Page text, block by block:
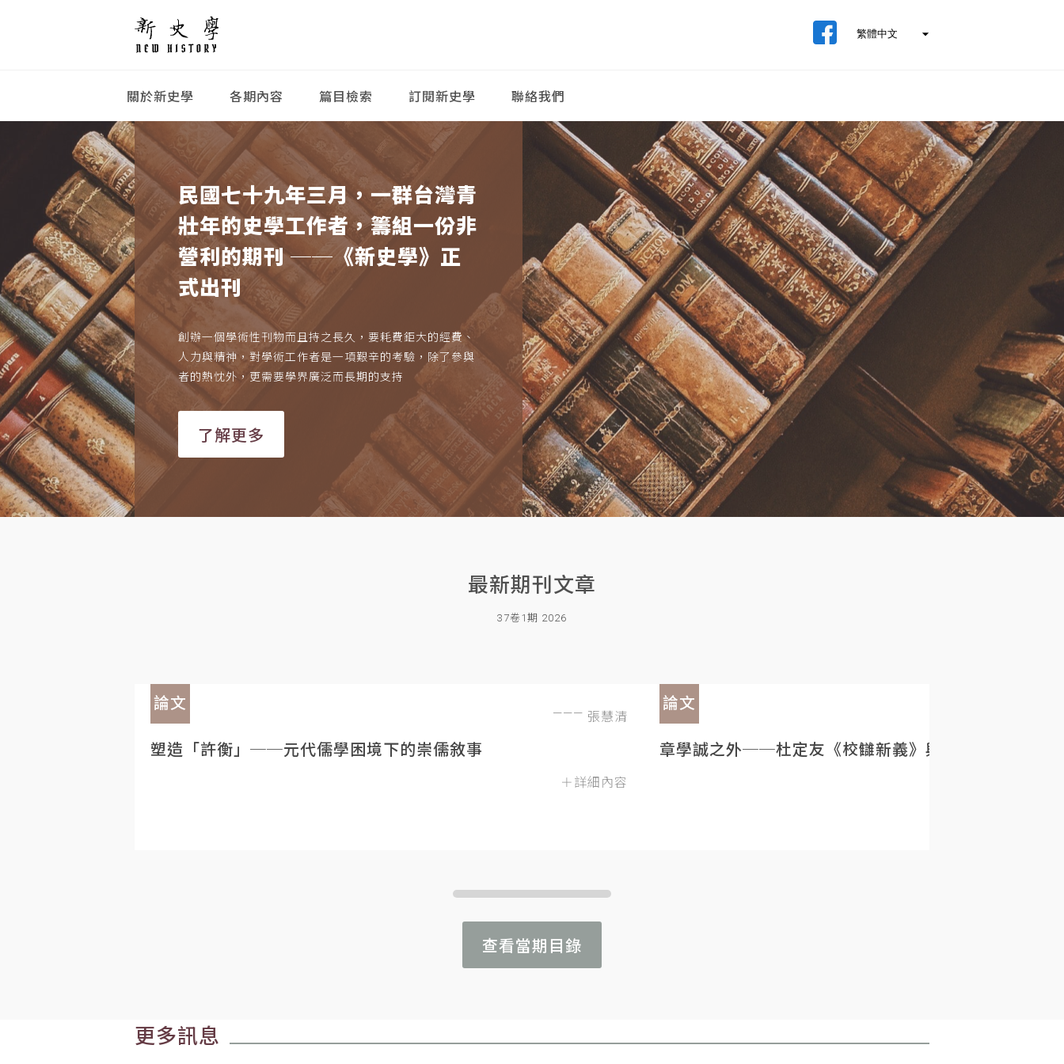
關於新史學 各期內容 篇目檢索 訂閱新史學 聯絡我們
民國七十九年三月，一群台灣青
壯年的史學工作者，籌組一份非
營利的期刊 ──《新史學》正
式出刊
創辦一個學術性刊物而且持之長久，要耗費鉅大的經費、
人力與精神，對學術工作者是一項艱辛的考驗，除了參與
者的熱忱外，更需要學界廣泛而長期的支持
了解更多
最新期刊文章
37卷1期 2026
論文
張慧清
塑造「許衡」──元代儒學困境下的崇儒敘事
＋詳細內容
論文
章學誠之外──杜定友《校讎新義》與民初目錄學的重
查看當期目錄
更多訊息